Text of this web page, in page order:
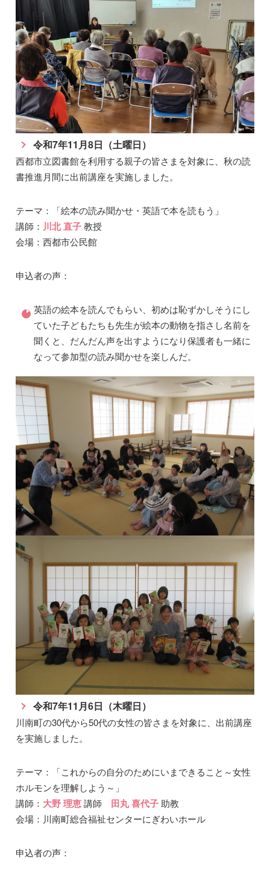
令和7年11月8日（土曜日）
西都市立図書館を利用する親子の皆さまを対象に、秋の読
書推進月間に出前講座を実施しました。
テーマ：「絵本の読み聞かせ・英語で本を読もう」
講師： 川北 直子教授
会場：西都市公民館
申込者の声：
英語の絵本を読んでもらい、初めは恥ずかしそうにし
ていた子どもたちも先生が絵本の動物を指さし名前を
聞くと、だんだん声を出すようになり保護者も一緒に
なって参加型の読み聞かせを楽しんだ。
令和7年11月6日（木曜日）
川南町の30代から50代の女性の皆さまを対象に、出前講座
を実施しました。
テーマ：「これからの自分のためにいまできること～女性
ホルモンを理解しよう～」
講師： 大野 理恵講師 田丸 喜代子 助教
会場：川南町総合福祉センターにぎわいホール
申込者の声：